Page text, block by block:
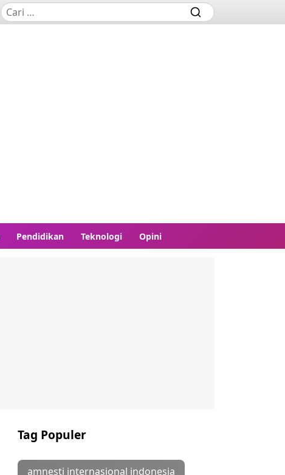
Pendidikan Teknologi Opini
Tag Populer
amnesti internasional indonesia